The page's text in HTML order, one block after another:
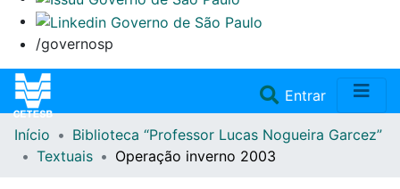
/governosp
Entrar(current)
Home
Início
Biblioteca “Professor Lucas Nogueira Garcez”
Textuais
Operação inverno 2003